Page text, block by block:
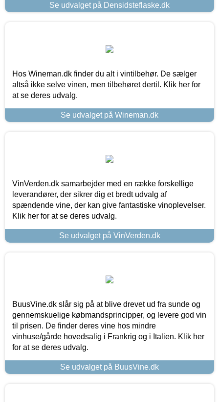
Se udvalget på Densidsteflaske.dk
Hos Wineman.dk finder du alt i vintilbehør. De sælger
altså ikke selve vinen, men tilbehøret dertil. Klik her for
at se deres udvalg.
Se udvalget på Wineman.dk
VinVerden.dk samarbejder med en række forskellige
leverandører, der sikrer dig et bredt udvalg af
spændende vine, der kan give fantastiske vinoplevelser.
Klik her for at se deres udvalg.
Se udvalget på VinVerden.dk
BuusVine.dk slår sig på at blive drevet ud fra sunde og
gennemskuelige købmandsprincipper, og levere god vin
til prisen. De finder deres vine hos mindre
vinhuse/gårde hovedsalig i Frankrig og i Italien. Klik her
for at se deres udvalg.
Se udvalget på BuusVine.dk